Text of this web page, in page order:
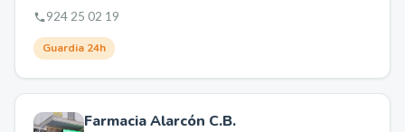
924 25 02 19
Guardia 24h
Farmacia Alarcón C.B.